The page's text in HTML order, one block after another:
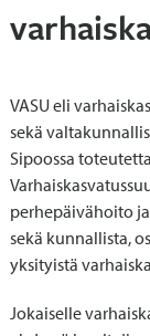
VASU eli
sekä
Sipoossa
perhepäivähoito
sekä kunnallista,
yksityistä
Jokaiselle